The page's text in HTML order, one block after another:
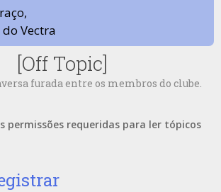
Vectra
[Off Topic]
furada entre os membros do clube.
permissões requeridas para ler tópicos